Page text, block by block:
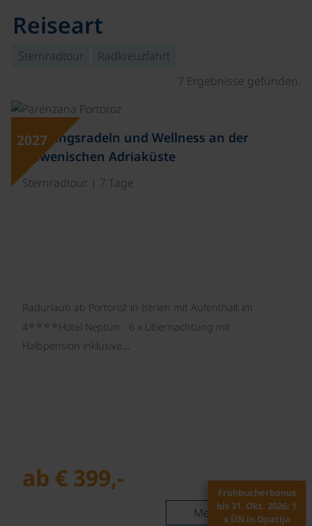
Reiseart
Sternradtour
Radkreuzfahrt
7 Ergebnisse gefunden.
2027
Frühlingsradeln und Wellness an der
slowenischen Adriaküste
Sternradtour | 7 Tage
Radurlaub ab Portorož in Istrien mit Aufenthalt im
4 ☼☼☼☼ Hotel Neptun - 6 x Übernachtung mit
Halbpension inklusive…
ab € 399,-
Mehr lesen
Frühbucherbonus
bis 31. Okt. 2026: 1
x ÜN in Opatija